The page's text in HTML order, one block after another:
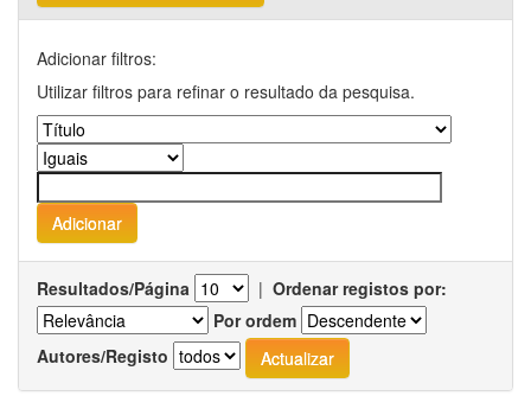
Adicionar filtros:
Utilizar filtros para refinar o resultado da pesquisa.
Resultados/Página | Ordenar registos por:
Por ordem
Autores/Registo